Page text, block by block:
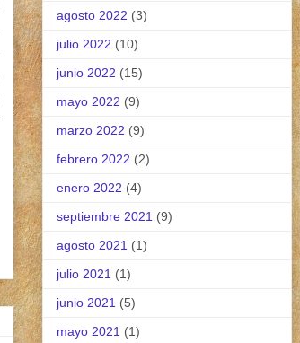
agosto 2022 (3)
julio 2022 (10)
junio 2022 (15)
mayo 2022 (9)
marzo 2022 (9)
febrero 2022 (2)
enero 2022 (4)
septiembre 2021 (9)
agosto 2021 (1)
julio 2021 (1)
junio 2021 (5)
mayo 2021 (1)